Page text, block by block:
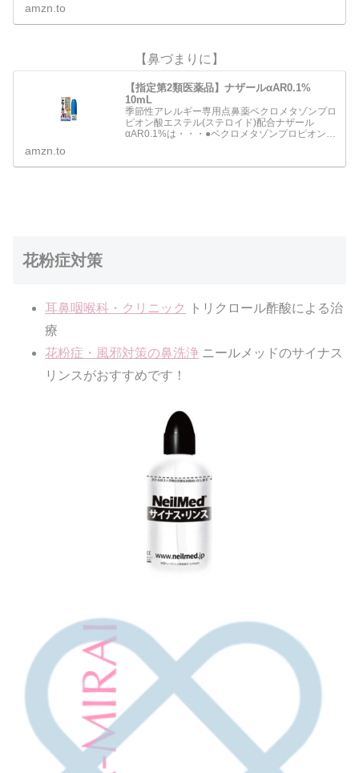
amzn.to
【鼻づまりに】
【指定第2類医薬品】ナザールαAR0.1%
10mL
季節性アレルギー専用点鼻薬ベクロメタゾンプロ
ピオン酸エステル(ステロイド)配合ナザール
αAR0.1%は・・・●ベクロメタゾンプロピオン酸
霧できるスプレ…
amzn.to
花粉症対策
耳鼻咽喉科・クリニック
トリクロール酢酸による治
療
花粉症・風邪対策の鼻洗浄 ニールメッドのサイナス
リンスがおすすめです！